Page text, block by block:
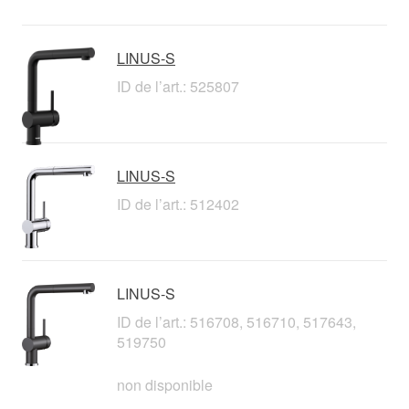
LINUS-S
ID de l’art.: 525807
LINUS-S
ID de l’art.: 512402
LINUS-S
ID de l’art.: 516708, 516710, 517643,
519750
non disponible